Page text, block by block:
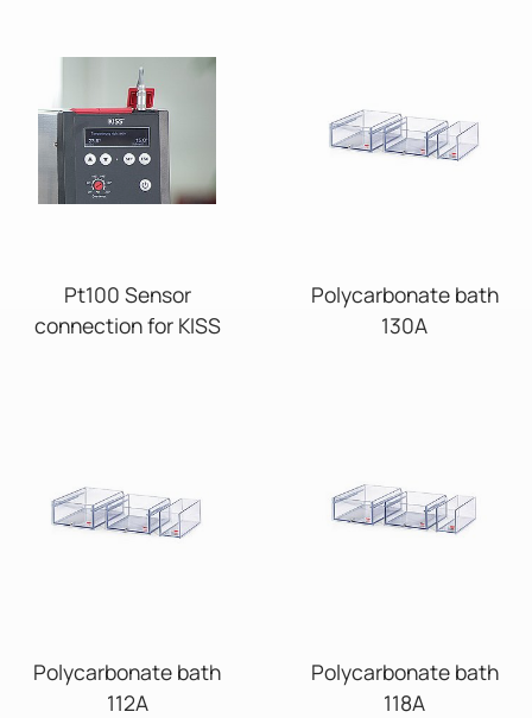
Pt100 Sensor
connection for KISS
Polycarbonate bath
130A
Polycarbonate bath
112A
Polycarbonate bath
118A